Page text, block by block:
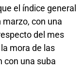
el índice general
marzo, con una
del mes
mora de las
con una suba